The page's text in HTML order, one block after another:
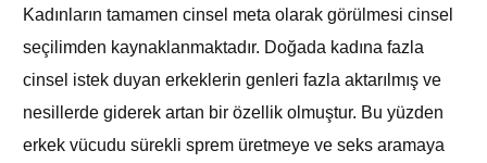
Kadınların tamamen cinsel meta olarak görülmesi cinsel
seçilimden kaynaklanmaktadır. Doğada kadına fazla
cinsel istek duyan erkeklerin genleri fazla aktarılmış ve
nesillerde giderek artan bir özellik olmuştur. Bu yüzden
erkek vücudu sürekli sprem üretmeye ve seks aramaya